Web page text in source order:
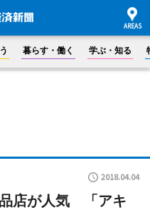
暮らす・働く 学ぶ・知る
2018.04.04
店が人気 「アキ